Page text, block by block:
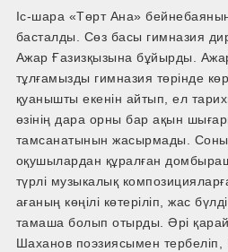
Іс-шара «Төрт Ана»
басталды. Сөз басы гимназия
Ажар Ғазизқызына бұйырды.
тұлғамызды гимназия төрінде
қуанышты екенін айтып, ел
өзінің дара орны бар ақын
тамсанатынын жасырмады.
оқушылардан құралған
түрлі музыкалық
ағаның көңілі көтеріліп, жас
тамаша болып отырды. Әрі
Шаханов поэзиясымен тербеліп,